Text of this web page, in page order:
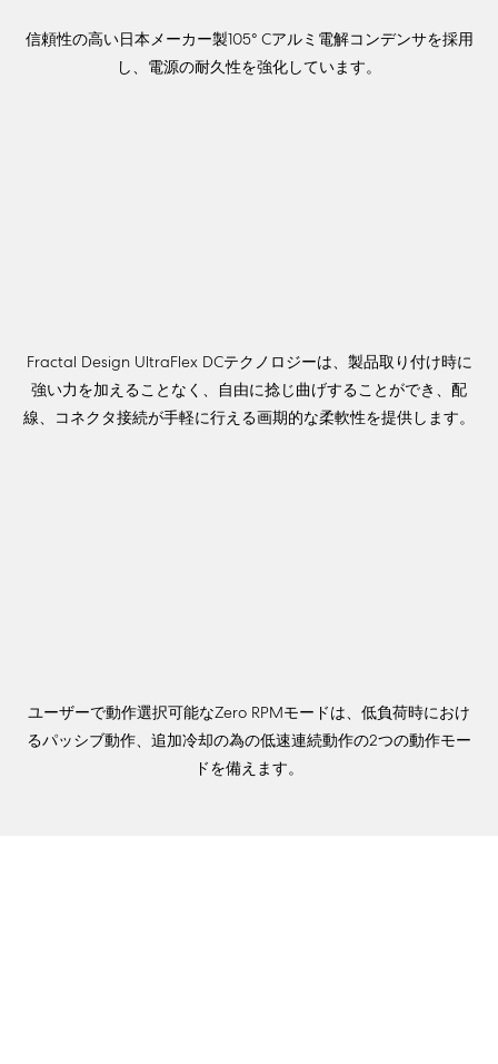
信頼性の高い日本メーカー製105° Cアルミ電解コンデンサを採用
し、電源の耐久性を強化しています。
Fractal Design UltraFlex DCテクノロジーは、製品取り付け時に
強い力を加えることなく、自由に捻じ曲げすることができ、配
線、コネクタ接続が手軽に行える画期的な柔軟性を提供します。
ユーザーで動作選択可能なZero RPMモードは、低負荷時におけ
るパッシブ動作、追加冷却の為の低速連続動作の2つの動作モー
ドを備えます。